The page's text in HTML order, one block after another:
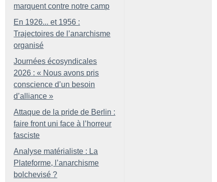
marquent contre notre camp
En 1926... et 1956 :
Trajectoires de l’anarchisme
organisé
Journées écosyndicales
2026 : « Nous avons pris
conscience d’un besoin
d’alliance »
Attaque de la pride de Berlin :
faire front uni face à l’horreur
fasciste
Analyse matérialiste : La
Plateforme, l’anarchisme
bolchevisé ?